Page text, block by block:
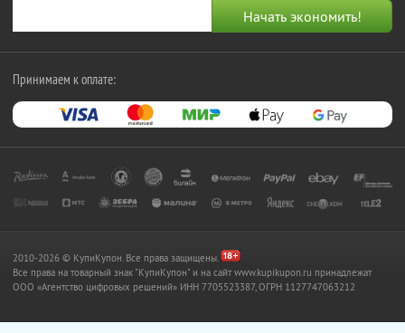
Принимаем к оплате:
2010-2026 © КупиКупон. Все права защищены.
Все права на товарный знак "КупиКупон" и на сайт www.kupikupon.ru принадлежат
OOO «Агентство цифровых решений» ИНН 7705523387, ОГРН 1127747063212